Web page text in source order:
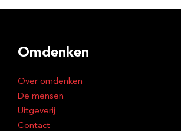
Omdenken
Over omdenken
De mensen
Uitgeverij
Contact